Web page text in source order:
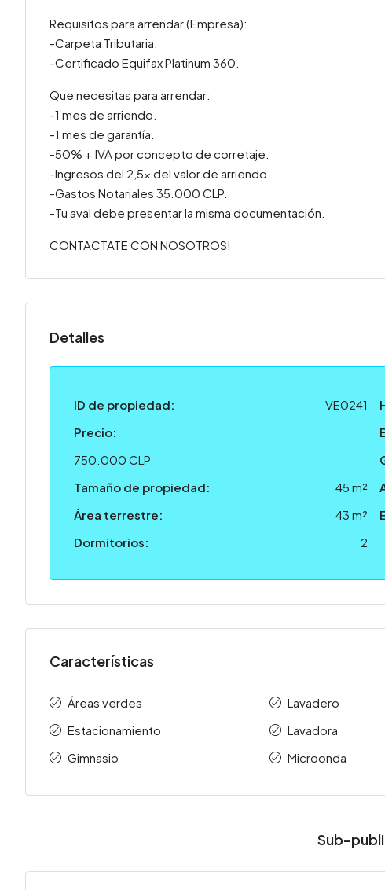
Requisitos para arrendar (Empresa):
-Carpeta Tributaria.
-Certificado Equifax Platinum 360.
Que necesitas para arrendar:
-1 mes de arriendo.
-1 mes de garantía.
-50% + IVA por concepto de corretaje.
-Ingresos del 2,5x del valor de arriendo.
-Gastos Notariales 35.000 CLP.
-Tu aval debe presentar la misma documentación.
CONTACTATE CON NOSOTROS!
Detalles
ID de propiedad:
VE0241
Precio:
750.000 CLP
Tamaño de propiedad:
45 m²
Área terrestre:
43 m²
Dormitorios:
2
Características
Áreas verdes
Estacionamiento
Gimnasio
Lavadero
Lavadora
Microonda
Sub-